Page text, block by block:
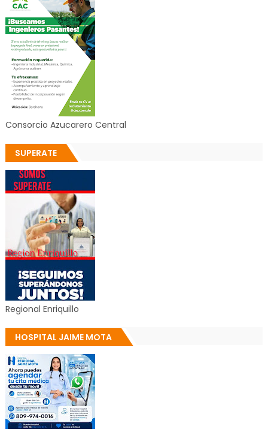
Consorcio Azucarero Central
SUPERATE
Regional Enriquillo
HOSPITAL JAIME MOTA